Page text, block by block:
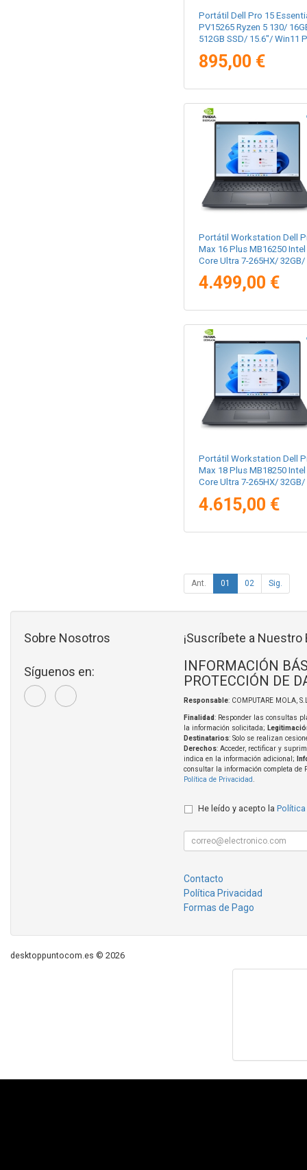
Portátil Dell Pro 15
PV15265 Ryzen 5 130/
512GB SSD/ 15.6"/ Win11
895,00 €
Portátil Workstation Dell
Max 16 Plus MB16250 Intel
Core Ultra 7-265HX/ 32GB/
Blackwell/ 16"/ Win11 Pro
4.499,00 €
Portátil Workstation Dell
Max 18 Plus MB18250 Intel
Core Ultra 7-265HX/ 32GB/
Blackwell/ 18"/ Win11 Pro
4.615,00 €
Ant. 01 02 Sig.
Sobre Nosotros
Síguenos en:
¡Suscríbete a Nuestro
INFORMACIÓN
PROTECCIÓN DE
Responsable: COMPUTARE MOLA,
Finalidad: Responder las consultas
la información solicitada;
Destinatarios: Solo se realizan
Derechos: Acceder, rectificar y
indica en la información adicional;
consultar la información completa de
Política de Privacidad
He leído y acepto la Política
Contacto
Política Privacidad
Formas de Pago
desktoppuntocom.es © 2026